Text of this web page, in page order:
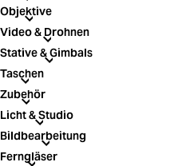
Kameras
Objektive
Objektive
Video & Drohnen
Video & Drohnen
Stative & Gimbals
Stative & Gimbals
Taschen
Taschen
Zubehör
Zubehör
Licht & Studio
Licht & Studio
Bildbearbeitung
Bildbearbeitung
Ferngläser